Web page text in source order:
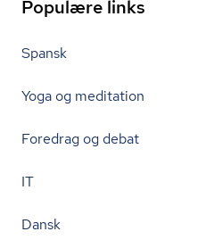
Populære links
Spansk
Yoga og meditation
Foredrag og debat
IT
Dansk